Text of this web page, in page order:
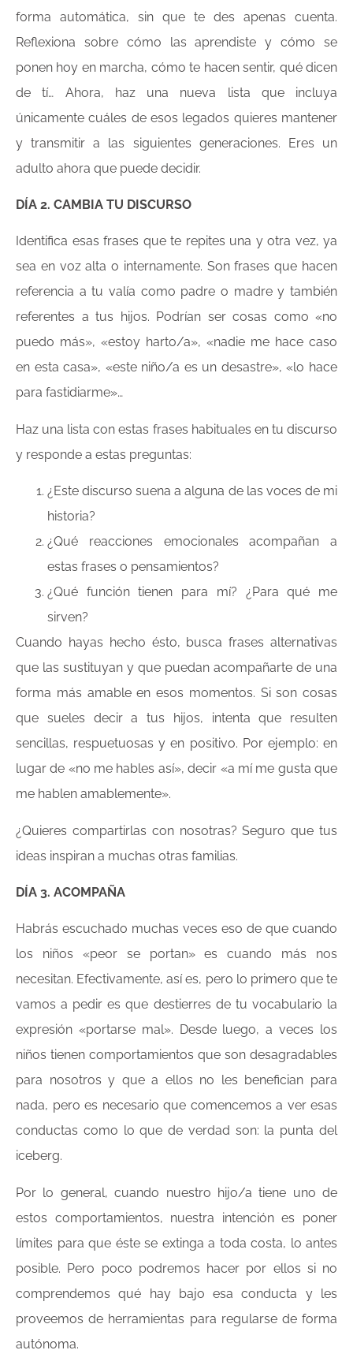
forma automática, sin que te des apenas cuenta.
Reflexiona sobre cómo las aprendiste y cómo se
ponen hoy en marcha, cómo te hacen sentir, qué dicen
de tí… Ahora, haz una nueva lista que incluya
únicamente cuáles de esos legados quieres mantener
y transmitir a las siguientes generaciones. Eres un
adulto ahora que puede decidir.
DÍA 2. CAMBIA TU DISCURSO
Identifica esas frases que te repites una y otra vez, ya
sea en voz alta o internamente. Son frases que hacen
referencia a tu valía como padre o madre y también
referentes a tus hijos. Podrían ser cosas como «no
puedo más», «estoy harto/a», «nadie me hace caso
en esta casa», «este niño/a es un desastre», «lo hace
para fastidiarme»…
Haz una lista con estas frases habituales en tu discurso
y responde a estas preguntas:
¿Este discurso suena a alguna de las voces de mi
historia?
¿Qué reacciones emocionales acompañan a
estas frases o pensamientos?
¿Qué función tienen para mí? ¿Para qué me
sirven?
Cuando hayas hecho ésto, busca frases alternativas
que las sustituyan y que puedan acompañarte de una
forma más amable en esos momentos. Si son cosas
que sueles decir a tus hijos, intenta que resulten
sencillas, respuetuosas y en positivo. Por ejemplo: en
lugar de «no me hables así», decir «a mí me gusta que
me hablen amablemente».
¿Quieres compartirlas con nosotras? Seguro que tus
ideas inspiran a muchas otras familias.
DÍA 3. ACOMPAÑA
Habrás escuchado muchas veces eso de que cuando
los niños «peor se portan» es cuando más nos
necesitan. Efectivamente, así es, pero lo primero que te
vamos a pedir es que destierres de tu vocabulario la
expresión «portarse mal». Desde luego, a veces los
niños tienen comportamientos que son desagradables
para nosotros y que a ellos no les benefician para
nada, pero es necesario que comencemos a ver esas
conductas como lo que de verdad son: la punta del
iceberg.
Por lo general, cuando nuestro hijo/a tiene uno de
estos comportamientos, nuestra intención es poner
límites para que éste se extinga a toda costa, lo antes
posible. Pero poco podremos hacer por ellos si no
comprendemos qué hay bajo esa conducta y les
proveemos de herramientas para regularse de forma
autónoma.